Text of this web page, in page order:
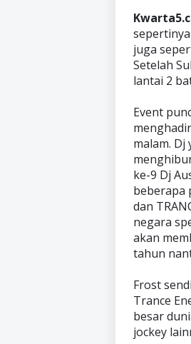
juga
Setelah
lantai 2
Event
malam.
ke-9 Dj
beberapa
dan
negara
akan
tahun
Frost
Trance
besar
jockey